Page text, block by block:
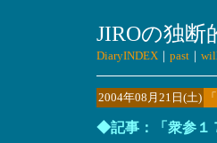
JIROの独断
DiaryINDEX｜ past｜
2004年08月21日(土)
◆記事：「衆参１